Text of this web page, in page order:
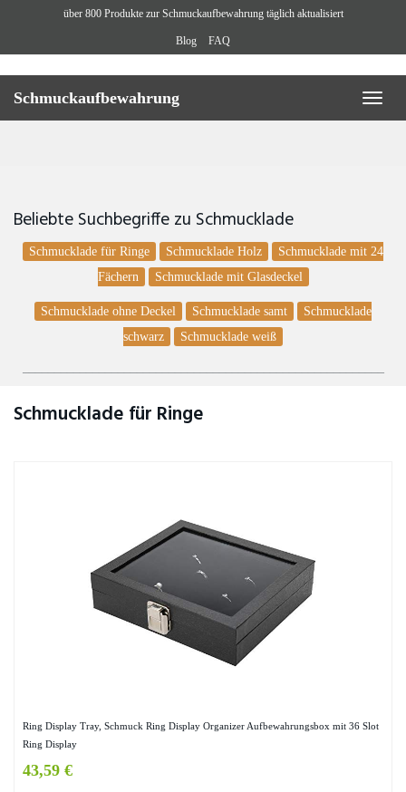
über 800 Produkte zur Schmuckaufbewahrung täglich aktualisiert
Blog FAQ
Toggle
Schmuckaufbewahrung
Beliebte Suchbegriffe zu Schmucklade
Schmucklade für Ringe Schmucklade Holz
Schmucklade mit 24
Fächern
Schmucklade mit Glasdeckel
Schmucklade ohne Deckel Schmucklade samt
Schmucklade
schwarz
Schmucklade weiß
Schmucklade für Ringe
Ring Display Tray, Schmuck Ring Display Organizer Aufbewahrungsbox mit 36 Slot
Ring Display
43,59 €